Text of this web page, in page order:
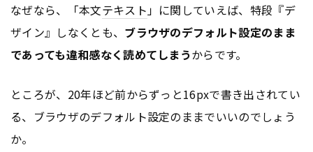
なぜなら、「本文テキスト」に関していえば、特段『デ
ザイン』しなくとも、 ブラウザのデフォルト設定のまま
であっても違和感なく読めてしまうからです。
ところが、20年ほど前からずっと16pxで書き出されてい
る、ブラウザのデフォルト設定のままでいいのでしょう
か。